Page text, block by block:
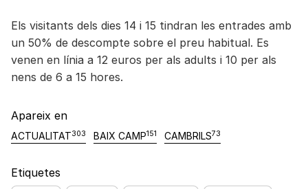
Els visitants dels dies 14 i 15 tindran les entrades amb
un 50% de descompte sobre el preu habitual. Es
venen en línia a 12 euros per als adults i 10 per als
nens de 6 a 15 hores.
Apareix en
ACTUALITAT303 BAIX CAMP151 CAMBRILS73
Etiquetes